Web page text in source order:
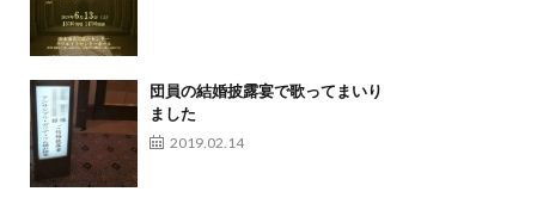
団員の結婚披露宴で歌ってまいり
ました
2019.02.14